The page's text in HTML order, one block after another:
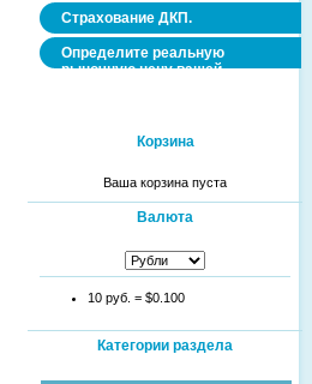
Страхование ДКП.
Определите реальную
рыночную цену вашей
Корзина
Ваша корзина пуста
Валюта
10 руб. = $0.100
Категории раздела